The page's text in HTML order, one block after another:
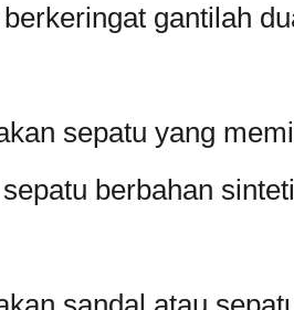
gantilah
sepatu yang
berbahan